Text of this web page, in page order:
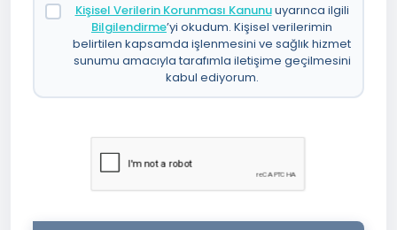
Kişisel Verilerin Korunması Kanunuuyarınca ilgili
Bilgilendirme’yi okudum. Kişisel verilerimin
belirtilen kapsamda işlenmesini ve sağlık hizmet
sunumu amacıyla tarafımla iletişime geçilmesini
kabul ediyorum.